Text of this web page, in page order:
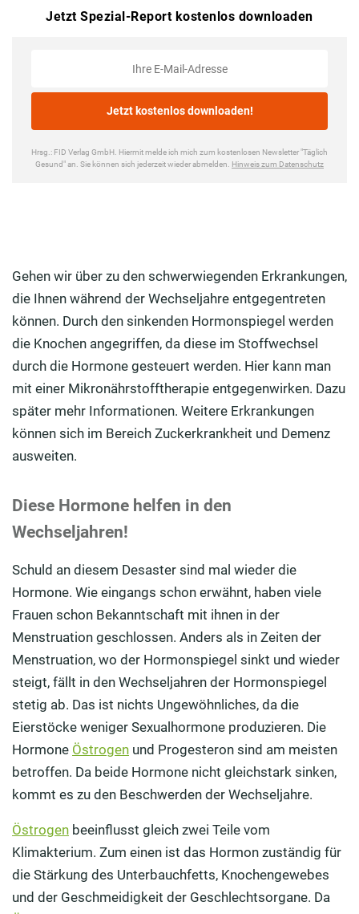
Gehen wir über zu den schwerwiegenden Erkrankungen,
die Ihnen während der Wechseljahre entgegentreten
können. Durch den sinkenden Hormonspiegel werden
die Knochen angegriffen, da diese im Stoffwechsel
durch die Hormone gesteuert werden. Hier kann man
mit einer Mikronährstofftherapie entgegenwirken. Dazu
später mehr Informationen. Weitere Erkrankungen
können sich im Bereich Zuckerkrankheit und Demenz
ausweiten.
Diese Hormone helfen in den
Wechseljahren!
Schuld an diesem Desaster sind mal wieder die
Hormone. Wie eingangs schon erwähnt, haben viele
Frauen schon Bekanntschaft mit ihnen in der
Menstruation geschlossen. Anders als in Zeiten der
Menstruation, wo der Hormonspiegel sinkt und wieder
steigt, fällt in den Wechseljahren der Hormonspiegel
stetig ab. Das ist nichts Ungewöhnliches, da die
Eierstöcke weniger Sexualhormone produzieren. Die
Hormone Östrogen und Progesteron sind am meisten
betroffen. Da beide Hormone nicht gleichstark sinken,
kommt es zu den Beschwerden der Wechseljahre.
Östrogen beeinflusst gleich zwei Teile vom
Klimakterium. Zum einen ist das Hormon zuständig für
die Stärkung des Unterbauchfetts, Knochengewebes
und der Geschmeidigkeit der Geschlechtsorgane. Da